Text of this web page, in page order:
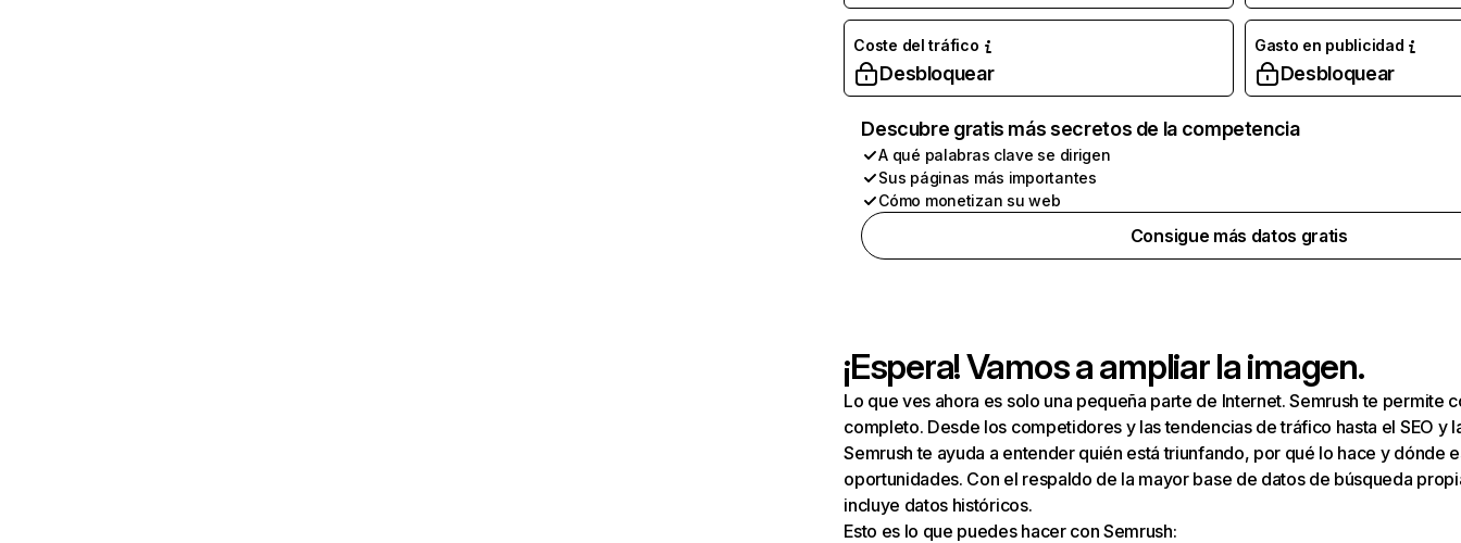
Coste del tráfico
Desbloquear
Gasto en publicidad
Desbloquear
Descubre gratis más secretos de la competencia
A qué palabras clave se dirigen
Sus páginas más importantes
Cómo monetizan su web
Consigue más datos gratis
¡Espera! Vamos a ampliar la imagen.
Lo que ves ahora es solo una pequeña parte de Internet. Semrush te permite
completo. Desde los competidores y las tendencias de tráfico hasta el SEO y
Semrush te ayuda a entender quién está triunfando, por qué lo hace y dónde
oportunidades. Con el respaldo de la mayor base de datos de búsqueda
incluye datos históricos.
Esto es lo que puedes hacer con Semrush: